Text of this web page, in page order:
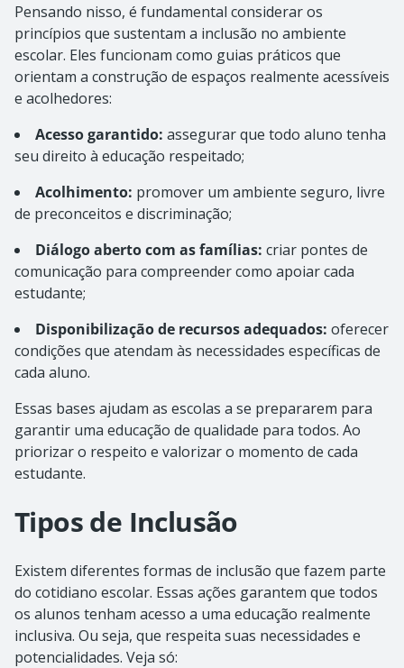
Pensando nisso, é fundamental considerar os
princípios que sustentam a inclusão no ambiente
escolar. Eles funcionam como guias práticos que
orientam a construção de espaços realmente acessíveis
e acolhedores:
Acesso garantido: assegurar que todo aluno tenha
seu direito à educação respeitado;
Acolhimento: promover um ambiente seguro, livre
de preconceitos e discriminação;
Diálogo aberto com as famílias: criar pontes de
comunicação para compreender como apoiar cada
estudante;
Disponibilização de recursos adequados: oferecer
condições que atendam às necessidades específicas de
cada aluno.
Essas bases ajudam as escolas a se prepararem para
garantir uma educação de qualidade para todos. Ao
priorizar o respeito e valorizar o momento de cada
estudante.
Tipos de Inclusão
Existem diferentes formas de inclusão que fazem parte
do cotidiano escolar. Essas ações garantem que todos
os alunos tenham acesso a uma educação realmente
inclusiva. Ou seja, que respeita suas necessidades e
potencialidades. Veja só: